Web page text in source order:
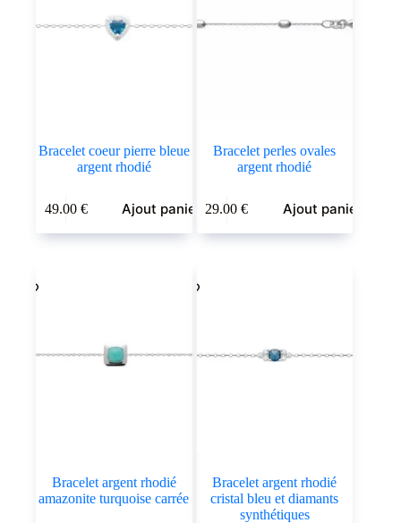
Bracelet coeur pierre bleue
argent rhodié
49.00 € Ajout panier
Bracelet perles ovales
argent rhodié
29.00€ Ajout panier
Bracelet argent rhodié
amazonite turquoise carrée
Bracelet argent rhodié
cristal bleu et diamants
synthétiques